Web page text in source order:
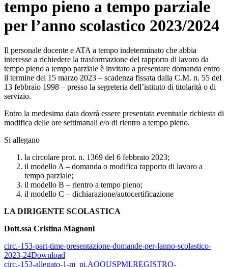
tempo pieno a tempo parziale
per l’anno scolastico 2023/2024
Il personale docente e ATA a tempo indeterminato che abbia
interesse a richiedere la trasformazione del rapporto di lavoro da
tempo pieno a tempo parziale è invitato a presentare domanda entro
il termine del 15 marzo 2023 – scadenza fissata dalla C.M. n. 55 del
13 febbraio 1998 – presso la segreteria dell’istituto di titolarità o di
servizio.
Entro la medesima data dovrà essere presentata eventuale richiesta di
modifica delle ore settimanali e/o di rientro a tempo pieno.
Si allegano
la circolare prot. n. 1369 del 6 febbraio 2023;
il modello A – domanda o modifica rapporto di lavoro a
tempo parziale;
il modello B – rientro a tempo pieno;
il modello C – dichiarazione/autocertificazione
LA DIRIGENTE SCOLASTICA
Dott.ssa Cristina Magnoni
circ.-153-part-time-presentazione-domande-per-lanno-scolastico-
2023-24Download
circ.-153-allegato-1-m_pi.AOOUSPMI.REGISTRO-